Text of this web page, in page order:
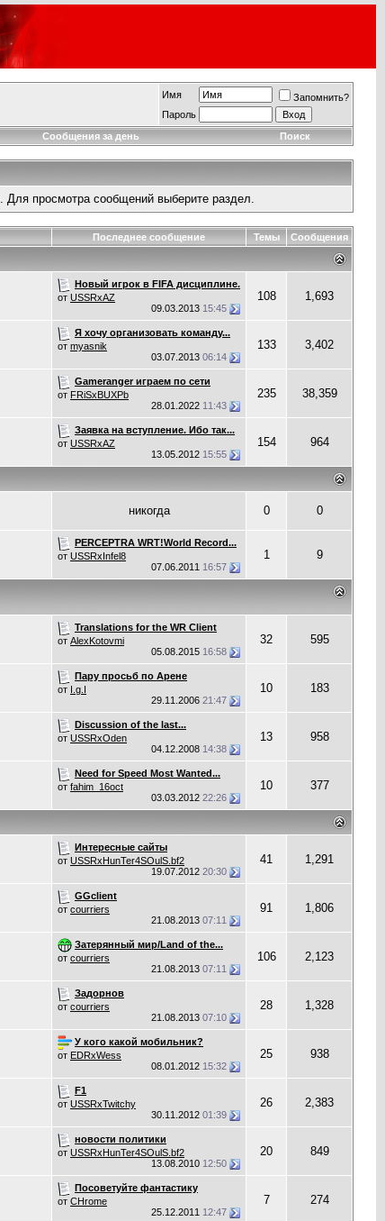
Имя
Запомнить?
Пароль
Сообщения за день Поиск
. Для просмотра сообщений выберите раздел.
Последнее сообщение Темы Сообщения
Новый игрок в FIFA дисциплине.
от USSRxAZ
09.03.2013 15:45
108 1,693
Я хочу организовать команду...
от myasnik
03.07.2013 06:14
133 3,402
Gameranger играем по сети
от FRiSxBUXPb
28.01.2022 11:43
235 38,359
Заявка на вступление. Ибо так...
от USSRxAZ
13.05.2012 15:55
154 964
никогда 0 0
PERCEPTRA WRT!World Record...
от USSRxInfel8
07.06.2011 16:57
1 9
Translations for the WR Client
от AlexKotovmi
05.08.2015 16:58
32 595
Пару просьб по Арене
от I.g.I
29.11.2006 21:47
10 183
Discussion of the last...
от USSRxOden
04.12.2008 14:38
13 958
Need for Speed Most Wanted...
от fahim_16oct
03.03.2012 22:26
10 377
Интересные сайты
от USSRxHunTer4SOulS.bf2
19.07.2012 20:30
41 1,291
GGclient
от courriers
21.08.2013 07:11
91 1,806
Затерянный мир/Land of the...
от courriers
21.08.2013 07:11
106 2,123
Задорнов
от courriers
21.08.2013 07:10
28 1,328
У кого какой мобильник?
от EDRxWess
08.01.2012 15:32
25 938
F1
от USSRxTwitchy
30.11.2012 01:39
26 2,383
новости политики
от USSRxHunTer4SOulS.bf2
13.08.2010 12:50
20 849
Посоветуйте фантастику
от CHrome
25.12.2011 12:47
7 274